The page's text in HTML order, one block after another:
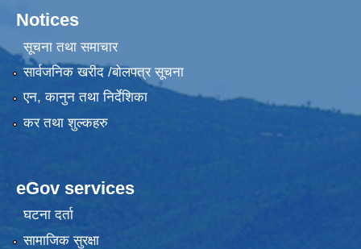
Notices
सूचना तथा समाचार
सार्वजनिक खरीद /बोलपत्र सूचना
एन, कानुन तथा निर्देशिका
कर तथा शुल्कहरु
eGov services
घटना दर्ता
सामाजिक सुरक्षा